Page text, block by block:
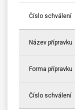
Číslo schválení
Název přípravku
Forma přípravku
Číslo schválení